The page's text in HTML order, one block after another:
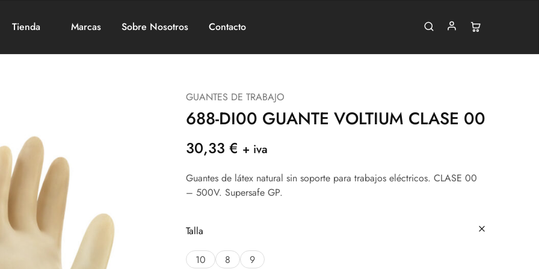
Tienda Marcas Sobre Nosotros Contacto
GUANTES DE TRABAJO
688-DI00 GUANTE VOLTIUM CLASE 00
30,33 € + iva
Guantes de látex natural sin soporte para trabajos eléctricos. CLASE 00
– 500V. Supersafe GP.
Talla
10 8 9